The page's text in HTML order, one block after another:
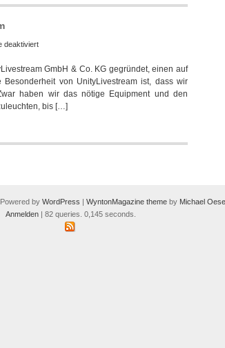
H’Up
deaktiviertfür
Khan
und
Stefan
Klink
GmbH & Co. KG gegründet, einen auf
Besonderheit von UnityLivestream ist, dass wir
haben wir das nötige Equipment und den
bis […]
by WordPress | WyntonMagazine theme by Michael
Anmelden| 82 queries. 0,145 seconds.